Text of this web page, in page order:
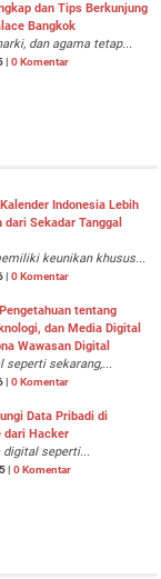
dan Tips Berkunjung
Bangkok
dan agama tetap...
| 0 Komentar
Indonesia Lebih
dari Sekadar Tanggal
keunikan khusus...
| 0 Komentar
tentang
dan Media Digital
Wawasan Digital
seperti sekarang,...
| 0 Komentar
Data Pribadi di
dari Hacker
digital seperti...
| 0 Komentar